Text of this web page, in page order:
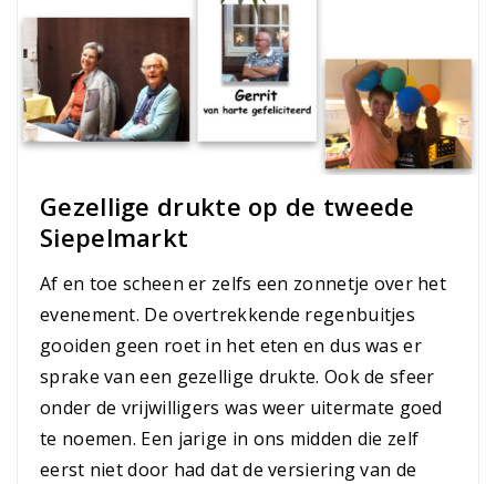
Gezellige drukte op de tweede
Siepelmarkt
Af en toe scheen er zelfs een zonnetje over het
evenement. De overtrekkende regenbuitjes
gooiden geen roet in het eten en dus was er
sprake van een gezellige drukte. Ook de sfeer
onder de vrijwilligers was weer uitermate goed
te noemen. Een jarige in ons midden die zelf
eerst niet door had dat de versiering van de